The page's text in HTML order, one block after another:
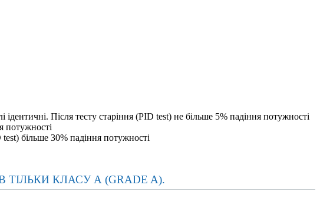
Після тесту старіння (PID test) не більше 5% падіння потужності
потужності
більше 30% падіння потужності
КЛАСУ А (GRADE A).